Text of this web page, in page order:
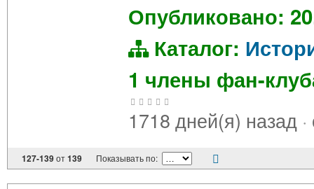
Опубликовано:
Каталог:
1 члены фан-
1718 дней(я) назад ·
127-139от139 Показывать по: